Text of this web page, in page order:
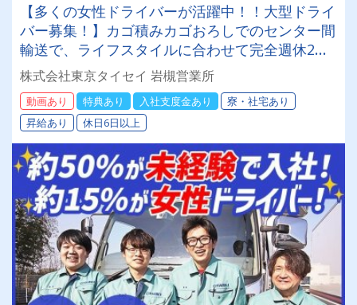
【多くの女性ドライバーが活躍中！！大型ドライ
バー募集！】カゴ積みカゴおろしでのセンター間
輸送で、ライフスタイルに合わせて完全週休2日
も可能です。ミドル・シニア世代・女性・主婦
（主夫）が活躍しております研修も充実していま
すのでブランクがあっても安心社員寮を完備して
いるので遠方の方でも安心して入社いただけま
す！
株式会社東京タイセイ 岩槻営業所
動画あり 特典あり 入社支度金あり
寮・社宅あり
昇給あり
休日6日以上